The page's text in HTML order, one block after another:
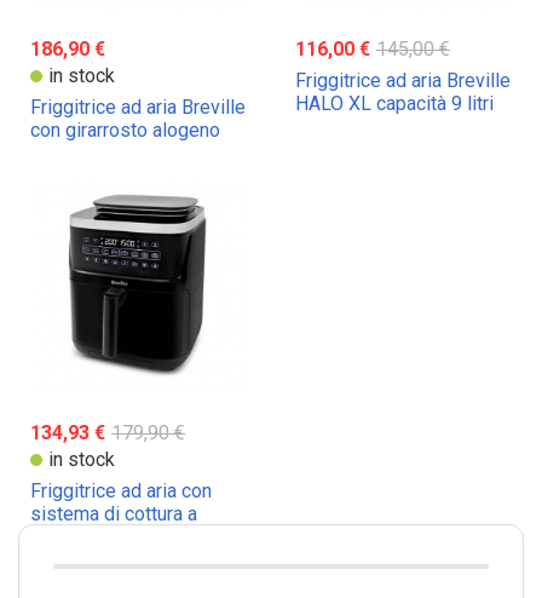
186,90 €
in stock
Friggitrice ad aria Breville
con girarrosto alogeno
116,00 € 145,00 €
Friggitrice ad aria Breville
HALO XL capacità 9 litri
134,93 € 179,90 €
in stock
Friggitrice ad aria con
sistema di cottura a